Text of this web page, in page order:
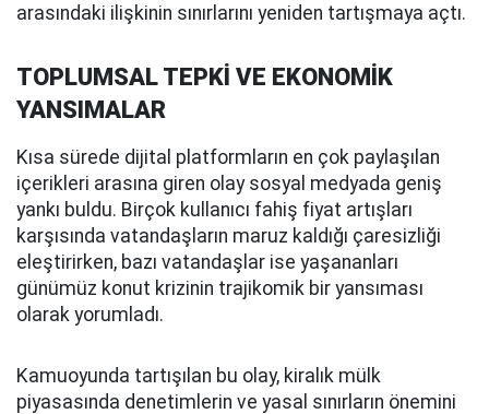
arasındaki ilişkinin sınırlarını yeniden tartışmaya açtı.
TOPLUMSAL TEPKİ VE EKONOMİK
YANSIMALAR
Kısa sürede dijital platformların en çok paylaşılan
içerikleri arasına giren olay sosyal medyada geniş
yankı buldu. Birçok kullanıcı fahiş fiyat artışları
karşısında vatandaşların maruz kaldığı çaresizliği
eleştirirken, bazı vatandaşlar ise yaşananları
günümüz konut krizinin trajikomik bir yansıması
olarak yorumladı.
Kamuoyunda tartışılan bu olay, kiralık mülk
piyasasında denetimlerin ve yasal sınırların önemini